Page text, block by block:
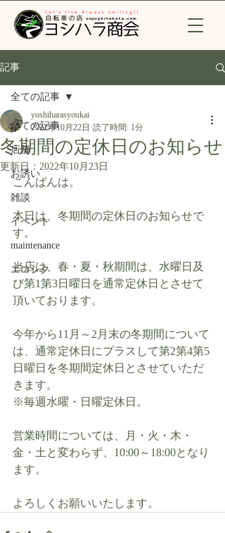
記事
全ての記事
店舗
お誘い
雑談
イベント
maintenance
エコシク
全ての記事
冬期間の定休日のお知らせ
yoshiharasyoukai
2022年10月22日 読了時間: 1分
更新日： 2022年10月23日
こんばんは。
本日は、冬期間の定休日のお知らせで
す。
当店は、春・夏・秋期間は、水曜日及
び第1第3日曜日を通常定休日とさせて
頂いております。
今年から11月～2月末の冬期間について
は、通常定休日にプラスして第2第4第5
日曜日を冬期間定休日とさせていただ
きます。
※毎週水曜・日曜定休日。
営業時間については、月・火・木・
金・土と変わらず、10:00～18:00となり
ます。
よろしくお願いいたします。